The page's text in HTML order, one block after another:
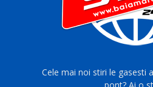
Cele mai noi stiri le gasesti